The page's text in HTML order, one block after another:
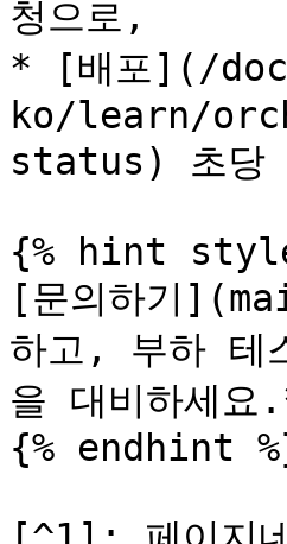
청으로,
* [배포](/
ko/learn/
status) 초당
{% hint
[문의하기
하고, 부하 테
을 대비하세
{% endhint